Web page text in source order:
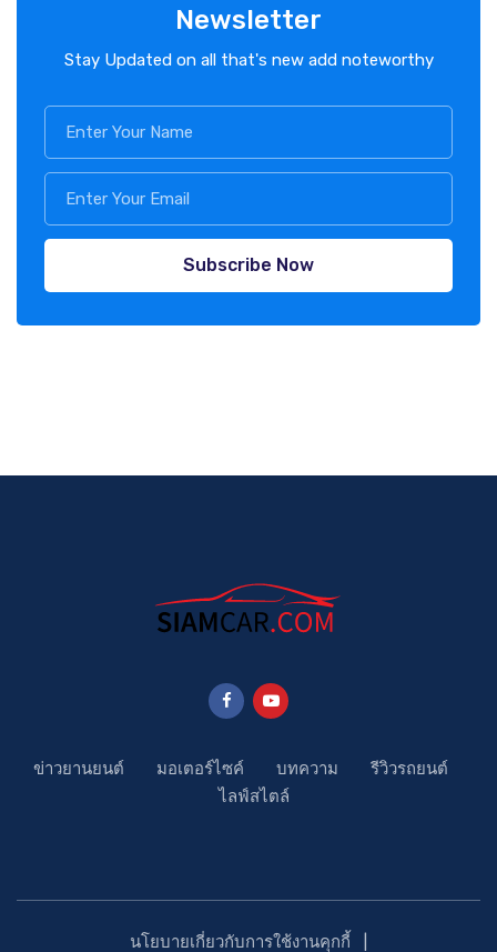
Newsletter
Stay Updated on all that's new add noteworthy
Subscribe Now
ข่าวยานยนต์ มอเตอร์ไซค์ บทความ
รีวิวรถยนต์
ไลฟ์สไตล์
นโยบายเกี่ยวกับการใช้งานคุกกี้